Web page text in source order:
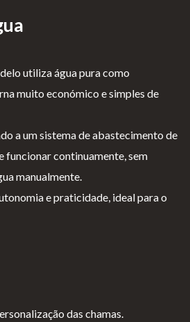
utiliza água pura como
muito económico e simples de
a um sistema de abastecimento de
funcionar continuamente, sem
manualmente.
e praticidade, ideal para o
das chamas.